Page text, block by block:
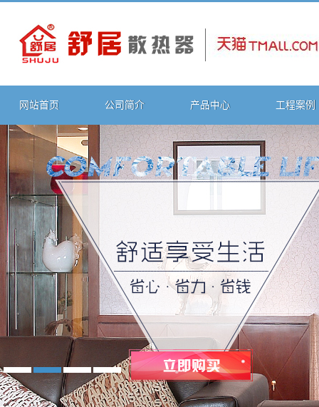
网站首页 公司简介 产品中心 工程案例